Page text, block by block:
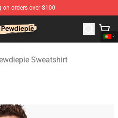
on orders over $100
PewDiePie Merchandise Shop
Sweatshirt